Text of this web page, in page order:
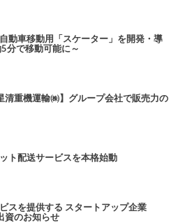
動車移動用「スケーター」を開発・導
分で移動可能に～
清重機運輸㈱】グループ会社で販売力の
ト配送サービスを本格始動
スを提供する スタートアップ企業
資のお知らせ